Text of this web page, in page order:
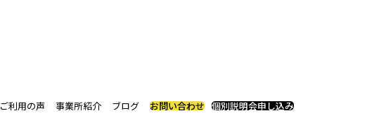
ご利用の声 事業所紹介 ブログ お問い合わせ 個別説明会申し込み